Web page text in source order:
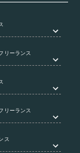
リーランス
リーランス
ス